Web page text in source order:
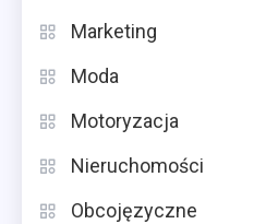
Marketing
Moda
Motoryzacja
Nieruchomości
Obcojęzyczne